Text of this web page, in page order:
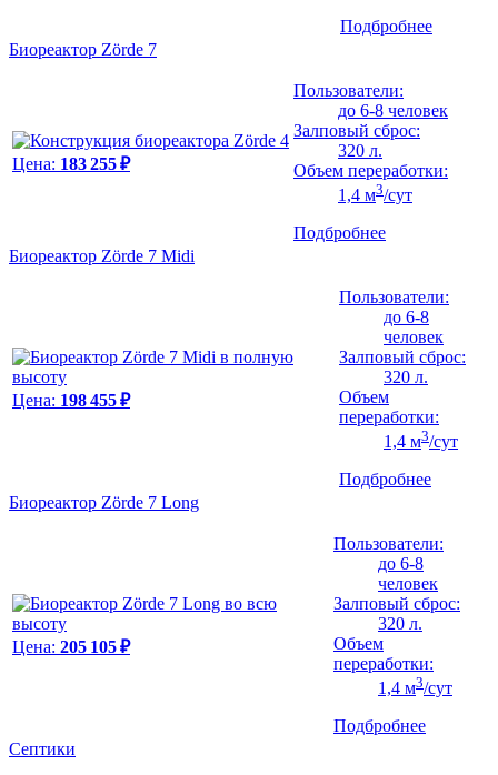
Подбробнее
Биореактор Zörde 7
Цена: 183 255 ₽
Пользователи:
до 6-8 человек
Залповый сброс:
320 л.
Объем переработки:
1,4 м3/сут
Подбробнее
Биореактор Zörde 7 Midi
Цена: 198 455 ₽
Пользователи:
до 6-8
человек
Залповый сброс:
320 л.
Объем
переработки:
1,4 м3/сут
Подбробнее
Биореактор Zörde 7 Long
Цена: 205 105 ₽
Пользователи:
до 6-8
человек
Залповый сброс:
320 л.
Объем
переработки:
1,4 м3/сут
Подбробнее
Септики